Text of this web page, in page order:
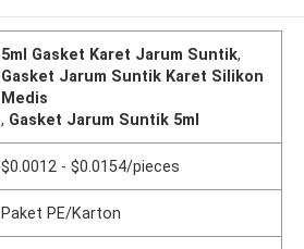
5ml Gasket Karet Jarum Suntik,
Gasket Jarum Suntik Karet Silikon
Medis
, Gasket Jarum Suntik 5ml
$0.0012 - $0.0154/pieces
Paket PE/Karton